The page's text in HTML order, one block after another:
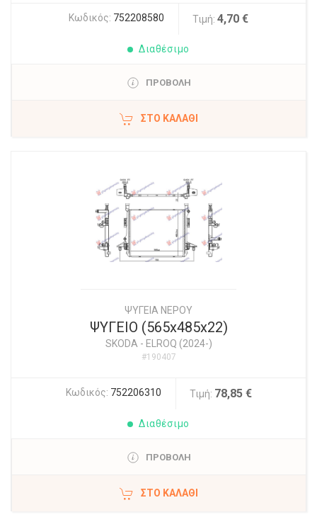
Κωδικός: 752208580 Τιμή: 4,70 €
Διαθέσιμο
ΠΡΟΒΟΛΗ
ΣΤΟ ΚΑΛΆΘΙ
ΨΥΓΕΙΑ ΝΕΡΟΥ
ΨΥΓΕΙΟ (565x485x22)
SKODA - ELROQ (2024-)
#190407
Κωδικός: 752206310 Τιμή: 78,85 €
Διαθέσιμο
ΠΡΟΒΟΛΗ
ΣΤΟ ΚΑΛΆΘΙ